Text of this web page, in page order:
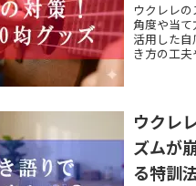
ウクレレ
角度や当
活用した
き方の工
ウクレ
ズムが
る特訓